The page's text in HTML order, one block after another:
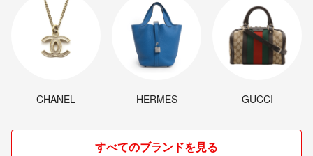
CHANEL HERMES GUCCI
すべてのブランドを見る